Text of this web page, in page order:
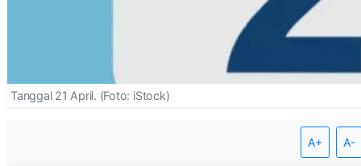
Tanggal 21 April. (Foto: iStock)
A+ A-